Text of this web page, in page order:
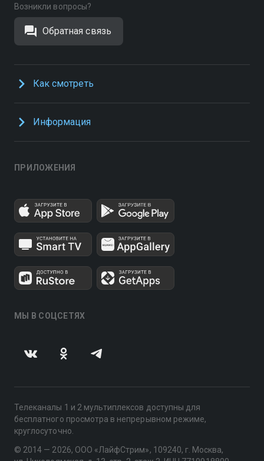
Возникли вопросы?
Обратная связь
Как смотреть
Информация
ПРИЛОЖЕНИЯ
МЫ В СОЦСЕТЯХ
Телеканалы 1 и 2 мультиплексов доступны для
бесплатного просмотра в непрерывном режиме,
круглосуточно.
© 2014 — 2026, ООО «ЛайфСтрим», 109240, г. Москва,